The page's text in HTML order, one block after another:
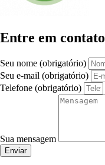
Entre em contato
Seu nome (obrigatório)
Seu e-mail (obrigatório)
Telefone (obrigatório)
Sua mensagem
Enviar